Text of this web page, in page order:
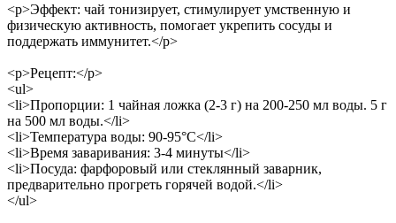
<p>Эффект: чай тонизирует, стимулирует умственную и
физическую активность, помогает укрепить сосуды и
поддержать иммунитет.</p>
<p>Рецепт:</p>
<ul>
<li>Пропорции: 1 чайная ложка (2-3 г) на 200-250 мл воды. 5 г
на 500 мл воды.</li>
<li>Температура воды: 90-95°C</li>
<li>Время заваривания: 3-4 минуты</li>
<li>Посуда: фарфоровый или стеклянный заварник,
предварительно прогреть горячей водой.</li>
</ul>